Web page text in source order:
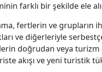
farklı bir şekilde ele
fertlerin ve grupların
ve diğerleriyle
doğrudan veya turizm
akışı ve yeni turistik